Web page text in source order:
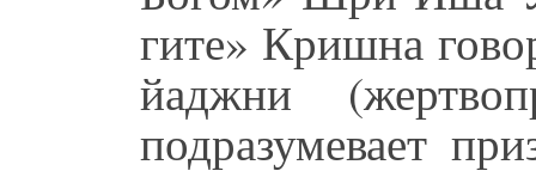
гите» Кришна
йаджни
подразумевает